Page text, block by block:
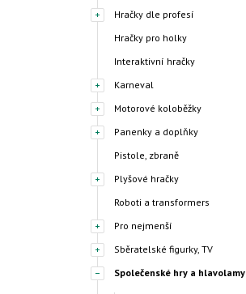
Hračky dle profesí
Hračky pro holky
Interaktivní hračky
Karneval
Motorové koloběžky
Panenky a doplňky
Pistole, zbraně
Plyšové hračky
Roboti a transformers
Pro nejmenší
Sběratelské figurky, TV
Společenské hry a hlavolamy